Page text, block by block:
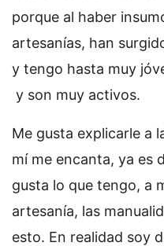
porque al haber
artesanías, han
y tengo hasta muy
y son muy activos.
Me gusta explicarle a
mí me encanta, ya es
gusta lo que tengo, a
artesanía, las
esto. En realidad soy